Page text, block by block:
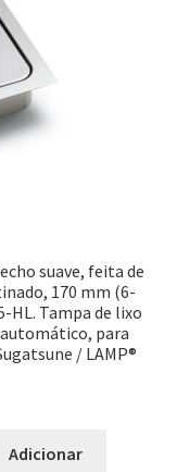
suave, feita de
170 mm (6-
HL. Tampa de lixo
para
/ LAMP®
Adicionar